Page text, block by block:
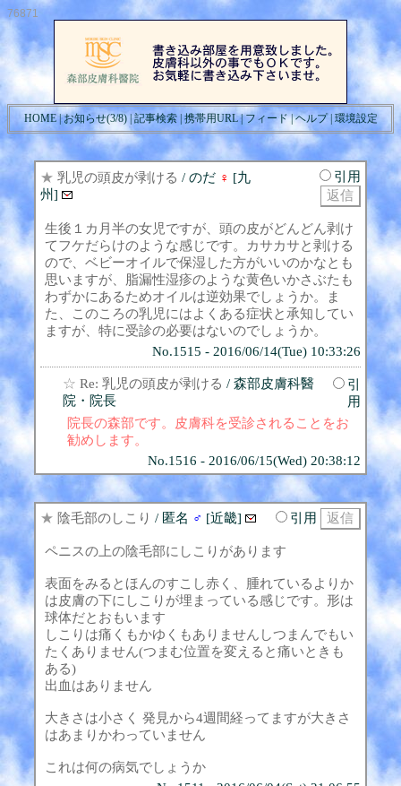
76871
HOME|お知らせ(3/8)| 記事検索| 携帯用URL|フィード|ヘルプ| 環境設定
★ 乳児の頭皮が剥ける / のだ ♀ [九
州]
引用
生後１カ月半の女児ですが、頭の皮がどんどん剥け
てフケだらけのような感じです。カサカサと剥ける
ので、ベビーオイルで保湿した方がいいのかなとも
思いますが、脂漏性湿疹のような黄色いかさぶたも
わずかにあるためオイルは逆効果でしょうか。ま
た、このころの乳児にはよくある症状と承知してい
ますが、特に受診の必要はないのでしょうか。
No.1515 - 2016/06/14(Tue) 10:33:26
☆ Re: 乳児の頭皮が剥ける / 森部皮膚科醫
院・院長
引
用
院長の森部です。皮膚科を受診されることをお
勧めします。
No.1516 - 2016/06/15(Wed) 20:38:12
★ 陰毛部のしこり / 匿名 ♂ [近畿] 引用
ペニスの上の陰毛部にしこりがあります
表面をみるとほんのすこし赤く、腫れているよりか
は皮膚の下にしこりが埋まっている感じです。形は
球体だとおもいます
しこりは痛くもかゆくもありませんしつまんでもい
たくありません(つまむ位置を変えると痛いときも
ある)
出血はありません
大きさは小さく 発見から4週間経ってますが大きさ
はあまりかわっていません
これは何の病気でしょうか